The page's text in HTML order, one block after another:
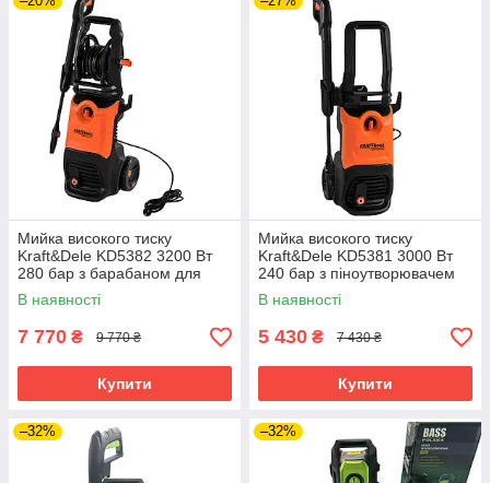
Мийка високого тиску
Kraft&Dele KD5382 3200 Вт
280 бар з барабаном для
шланга та піноутворювачем
— для авто, двору та фасадів
В наявності
7 770 ₴ 9 770 ₴
Купити
Мийка високого тиску
Kraft&Dele KD5381 3000 Вт
240 бар з піноутворювачем
— для авто, двору та фасадів
В наявності
5 430 ₴ 7 430 ₴
Купити
–32% –32%